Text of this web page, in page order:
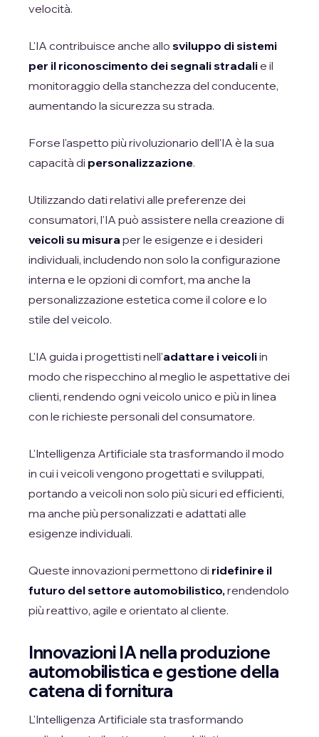
velocità.
L'IA contribuisce anche allo sviluppo di sistemi
per il riconoscimento dei segnali stradalie il
monitoraggio della stanchezza del conducente,
aumentando la sicurezza su strada.
Forse l'aspetto più rivoluzionario dell'IA è la sua
capacità di personalizzazione.
Utilizzando dati relativi alle preferenze dei
consumatori, l'IA può assistere nella creazione di
veicoli su misura per le esigenze e i desideri
individuali, includendo non solo la configurazione
interna e le opzioni di comfort, ma anche la
personalizzazione estetica come il colore e lo
stile del veicolo.
L'IA guida i progettisti nell'adattare i veicoliin
modo che rispecchino al meglio le aspettative dei
clienti, rendendo ogni veicolo unico e più in linea
con le richieste personali del consumatore.
L'Intelligenza Artificiale sta trasformando il modo
in cui i veicoli vengono progettati e sviluppati,
portando a veicoli non solo più sicuri ed efficienti,
ma anche più personalizzati e adattati alle
esigenze individuali.
Queste innovazioni permettono di ridefinire il
futuro del settore automobilistico,rendendolo
più reattivo, agile e orientato al cliente.
Innovazioni IA nella produzione
automobilistica e gestione della
catena di fornitura
L'Intelligenza Artificiale sta trasformando